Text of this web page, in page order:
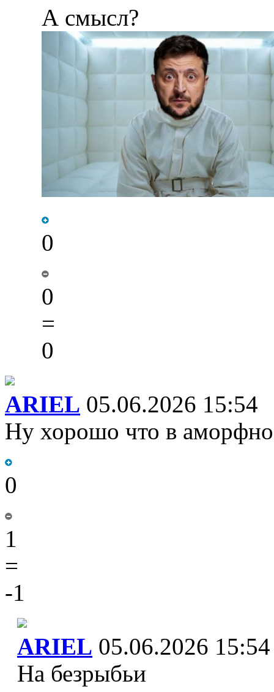
А смысл?
0
0
=
0
ARIEL 05.06.2026 15:54
Ну хорошо что в
0
1
=
-1
ARIEL 05.06.2026 15:54
На безрыбьи